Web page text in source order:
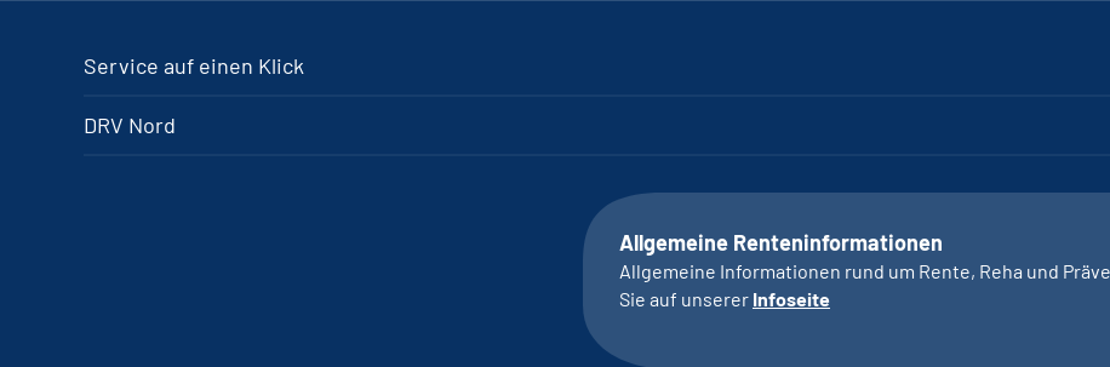
Service auf einen Klick
DRV Nord
Allgemeine Renteninformationen
Allgemeine Informationen rund um Rente, Reha und
Sie auf unserer Infoseite